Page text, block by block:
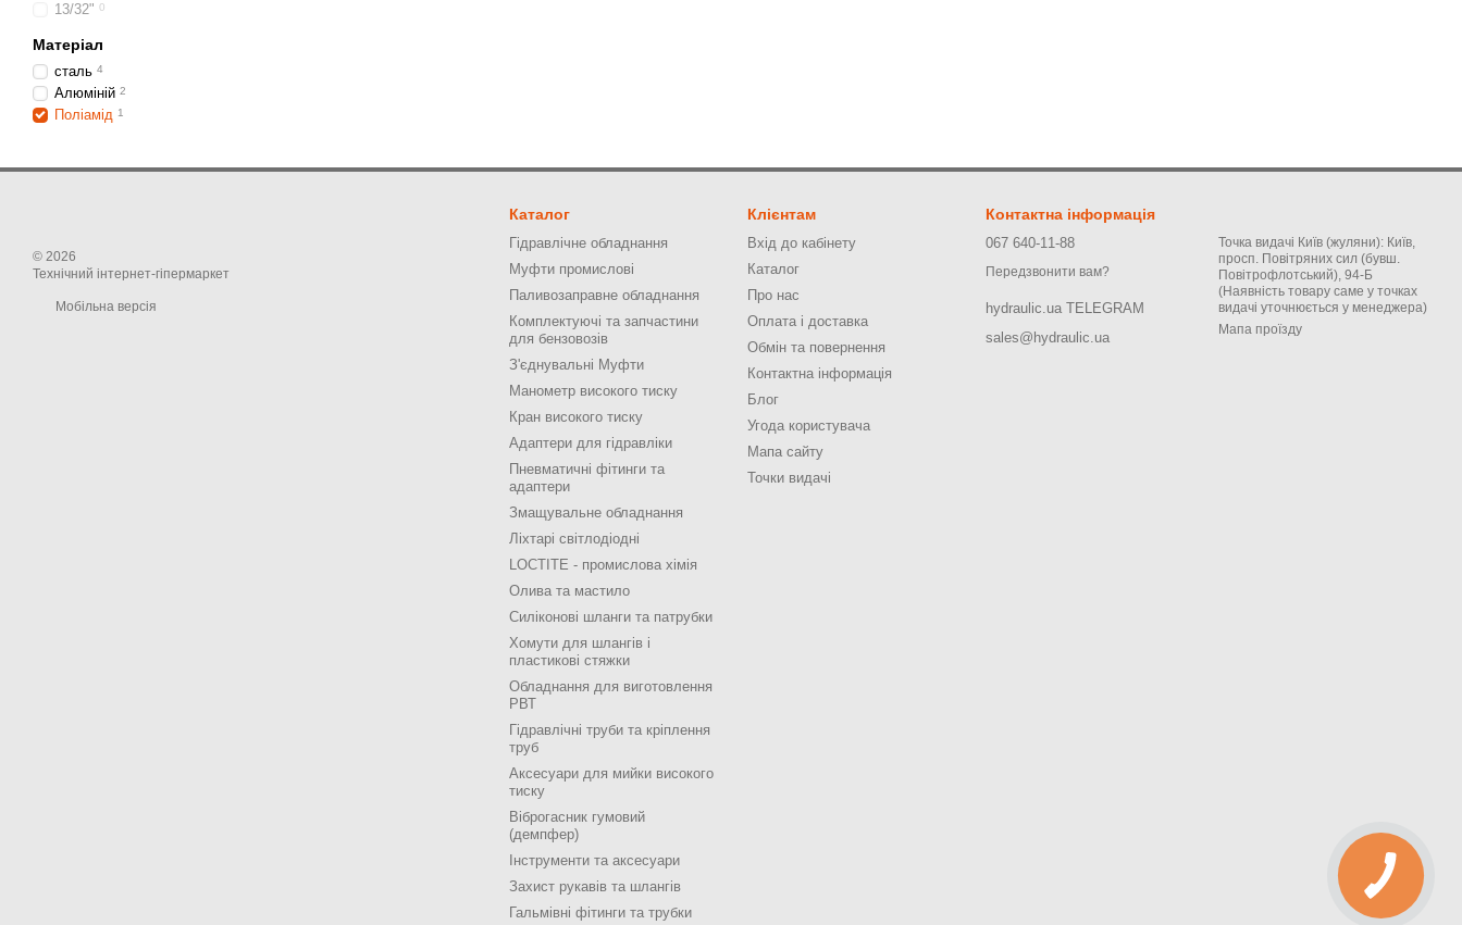
13/32" 0
Матеріал
сталь 4
Алюміній 2
Поліамід 1
© 2026
Технічний інтернет-гіпермаркет
Мобільна версія
Каталог
Гідравлічне обладнання
Муфти промислові
Паливозаправне обладнання
Комплектуючі та запчастини
для бензовозів
З'єднувальні Муфти
Манометр високого тиску
Кран високого тиску
Адаптери для гідравліки
Пневматичні фітинги та
адаптери
Змащувальне обладнання
Ліхтарі світлодіодні
LOCTITE - промислова хімія
Олива та мастило
Силіконові шланги та патрубки
Хомути для шлангів і
пластикові стяжки
Обладнання для виготовлення
РВТ
Гідравлічні труби та кріплення
труб
Аксесуари для мийки високого
тиску
Віброгасник гумовий
(демпфер)
Інструменти та аксесуари
Захист рукавів та шлангів
Гальмівні фітинги та трубки
Клієнтам
Вхід до кабінету
Каталог
Про нас
Оплата і доставка
Обмін та повернення
Контактна інформація
Блог
Угода користувача
Мапа сайту
Точки видачі
Контактна інформація
067 640-11-88
Передзвонити вам?
hydraulic.ua TELEGRAM
sales@hydraulic.ua
Точка видачі Київ (жуляни): Київ,
просп. Повітряних сил (бувш.
Повітрофлотський), 94-Б
(Наявність товару саме у точках
видачі уточнюється у менеджера)
Мапа проїзду